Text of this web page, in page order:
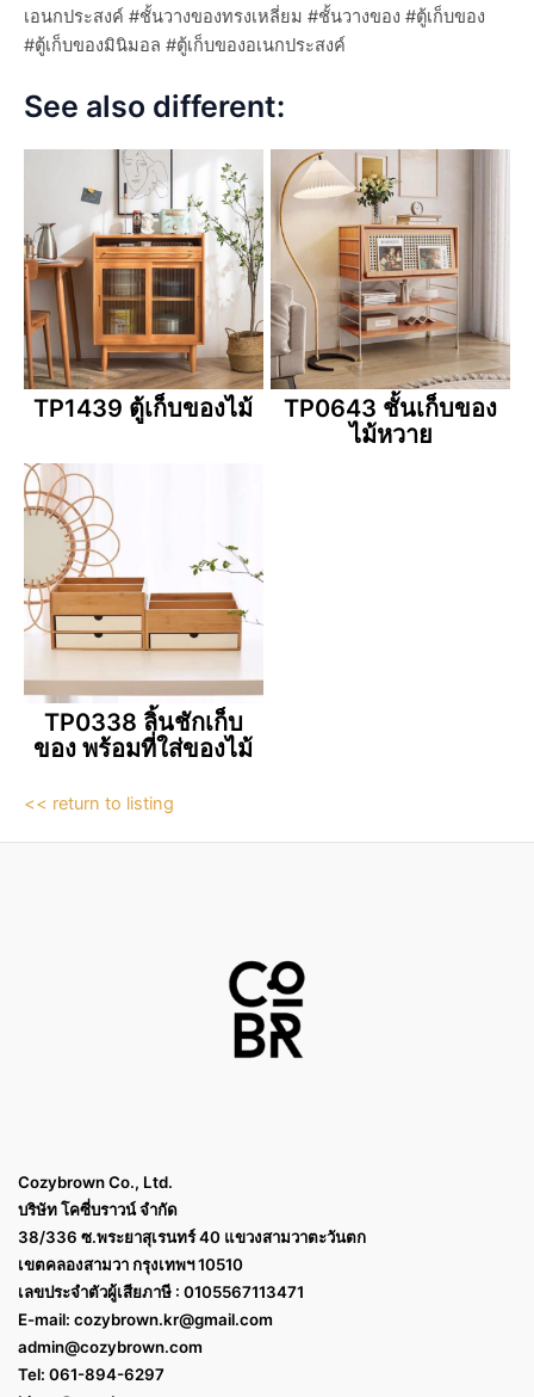
เอนกประสงค์ #ชั้นวางของทรงเหลี่ยม #ชั้นวางของ #ตู้เก็บของ
#ตู้เก็บของมินิมอล #ตู้เก็บของอเนกประสงค์
See also different:
TP1439 ตู้เก็บของไม้
TP0643 ชั้นเก็บของ
ไม้หวาย
TP0338 ลิ้นชักเก็บ
ของ พร้อมที่ใส่ของไม้
<< return to listing
Cozybrown Co., Ltd.
บริษัท โคซี่บราวน์ จำกัด
38/336 ซ.พระยาสุเรนทร์ 40 แขวงสามวาตะวันตก
เขตคลองสามวา กรุงเทพฯ 10510
เลขประจำตัวผู้เสียภาษี : 0105567113471
E-mail: cozybrown.kr@gmail.com
admin@cozybrown.com
Tel: 061-894-6297